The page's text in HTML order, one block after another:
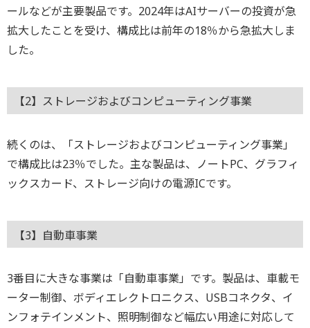
ールなどが主要製品です。2024年はAIサーバーの投資が急
拡大したことを受け、構成比は前年の18％から急拡大しま
した。
【2】ストレージおよびコンピューティング事業
続くのは、「ストレージおよびコンピューティング事業」
で構成比は23％でした。主な製品は、ノートPC、グラフィ
ックスカード、ストレージ向けの電源ICです。
【3】自動車事業
3番目に大きな事業は「自動車事業」です。製品は、車載モ
ーター制御、ボディエレクトロニクス、USBコネクタ、イ
ンフォテインメント、照明制御など幅広い用途に対応して